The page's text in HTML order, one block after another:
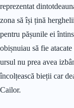
reprezentat
zona să își țină
pentru pășunile ei
obișnuiau să fie
ursul nu prea avea
încolțească bieții car
Cailor.